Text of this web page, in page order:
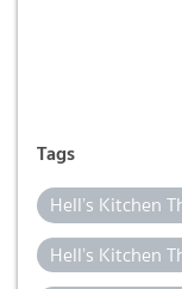
Tags
Hell’s Kitchen
Hell’s Kitchen